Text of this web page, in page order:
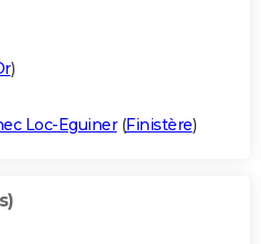
)
Loc-Eguiner(Finistère)